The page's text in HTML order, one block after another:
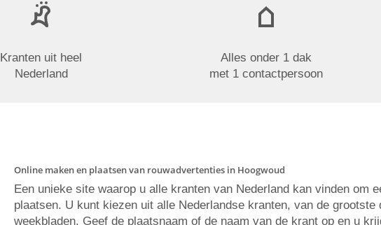
Kranten uit heel
Nederland
Alles onder 1 dak
met 1 contactpersoon
Online maken en plaatsen van rouwadvertenties in Hoogwoud
Een unieke site waarop u alle kranten van Nederland kan vinden om
plaatsen. U kunt kiezen uit alle Nederlandse kranten, van de grootste
weekbladen. Geef de plaatsnaam of de naam van de krant op en u